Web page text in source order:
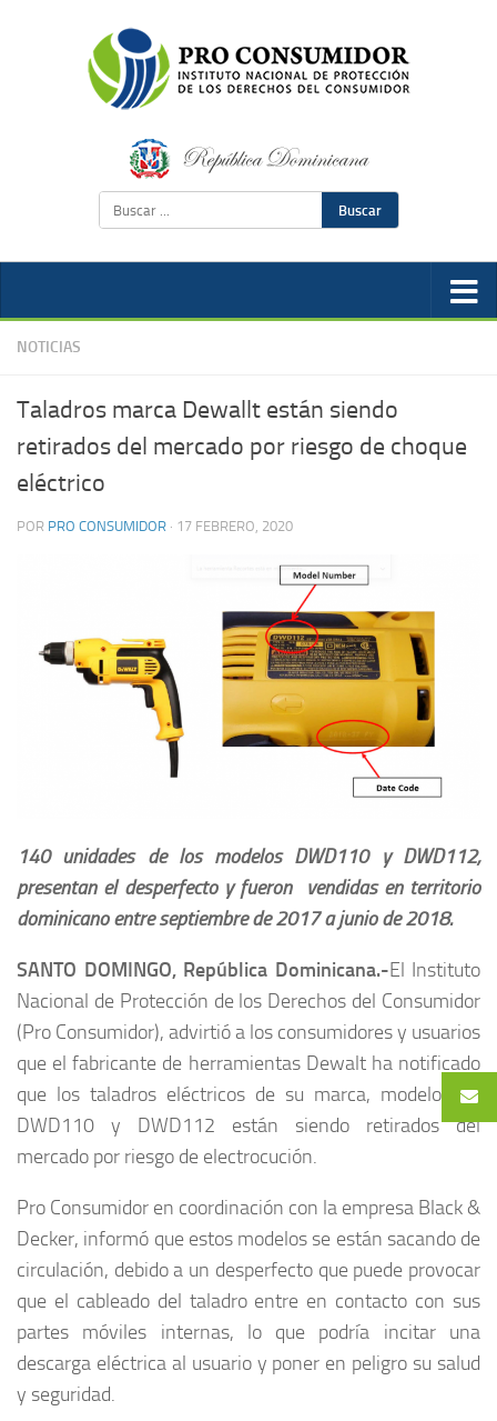
Buscar
NOTICIAS
Taladros marca Dewallt están siendo
retirados del mercado por riesgo de choque
eléctrico
POR PRO CONSUMIDOR · 17 FEBRERO, 2020
140 unidades de los modelos DWD110 y DWD112,
presentan el desperfecto y fueron vendidas en territorio
dominicano entreseptiembre de 2017 a junio de 2018.
SANTO DOMINGO, República Dominicana.-El Instituto
Nacional de Protección de los Derechos del Consumidor
(Pro Consumidor), advirtió a los consumidores y usuarios
que el fabricante de herramientas Dewalt ha notificado
que los taladros eléctricos de su marca, modelos de
DWD110 y DWD112 están siendo retirados del
mercado por riesgo de electrocución.
Pro Consumidor en coordinación con la empresa Black &
Decker, informó que estos modelos se están sacando de
circulación, debido a un desperfecto que puede provocar
que el cableado del taladro entre en contacto con sus
partes móviles internas, lo que podría incitar una
descarga eléctrica al usuario y poner en peligro su salud
y seguridad.